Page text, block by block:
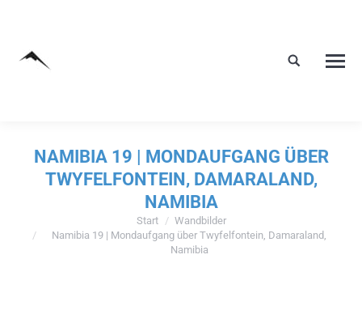
NAMIBIA 19 | MONDAUFGANG ÜBER
TWYFELFONTEIN, DAMARALAND,
NAMIBIA
Start
Wandbilder
Namibia 19 | Mondaufgang über Twyfelfontein, Damaraland,
Namibia